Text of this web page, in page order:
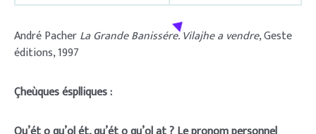
André PacherLa Grande Banissére. Vilajhe a vendre, Geste
éditions, 1997
Çheùques ésplliques :